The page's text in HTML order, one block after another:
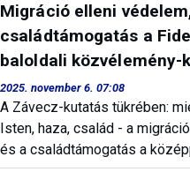
Migráció elleni
családtámogatás a
baloldali
2025. november 6. 07:08
A Závecz-kutatás tükrében:
Isten, haza, család - a
és a családtámogatás a